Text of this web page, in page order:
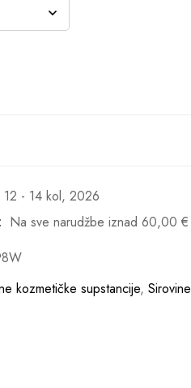
12 - 14 kol, 2026
Na sve narudžbe iznad 60,00 €
kozmetičke supstancije, Sirovine